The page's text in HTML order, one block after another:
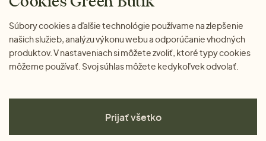
Súbory cookies a ďalšie technológie používame na zlepšenie
našich služieb, analýzu výkonu webu a odporúčanie vhodných
produktov. V nastaveniach si môžete zvoliť, ktoré typy cookies
môžeme používať. Svoj súhlas môžete kedykoľvek odvolať.
Prijať všetko